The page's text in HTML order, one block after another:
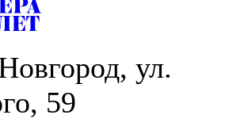
ул.
59